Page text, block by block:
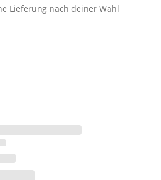
Lieferung nach deiner Wahl